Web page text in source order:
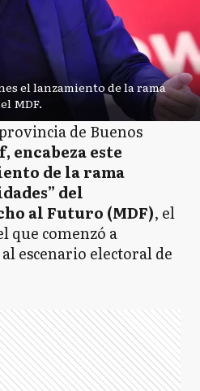
el lanzamiento de la rama
MDF.
de Buenos
este
de la rama
del
al Futuro (MDF), el
que comenzó a
escenario electoral de